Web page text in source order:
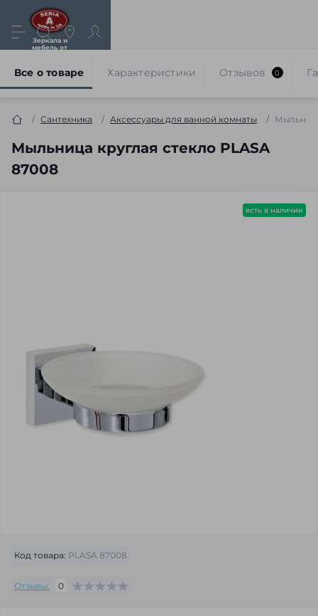
Зеркала и
мебель от
Сантехника Аксессуары для ванной комнаты
Мыльница круглая стекло PLASA
87008
Все о товаре Характеристики Отзывов 0
есть в наличии
Код товара: PLASA 87008
Отзывы: 0